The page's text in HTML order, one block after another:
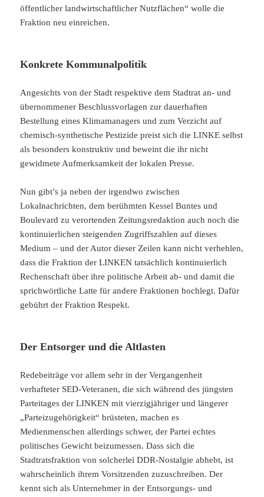
öffentlicher landwirtschaftlicher Nutzflächen“ wolle die
Fraktion neu einreichen.
Konkrete Kommunalpolitik
Angesichts von der Stadt respektive dem Stadtrat an- und
übernommener Beschlussvorlagen zur dauerhaften
Bestellung eines Klimamanagers und zum Verzicht auf
chemisch-synthetische Pestizide preist sich die LINKE selbst
als besonders konstruktiv und beweint die ihr nicht
gewidmete Aufmerksamkeit der lokalen Presse.
Nun gibt’s ja neben der irgendwo zwischen
Lokalnachrichten, dem berühmten Kessel Buntes und
Boulevard zu verortenden Zeitungsredaktion auch noch die
kontinuierlichen steigenden Zugriffszahlen auf dieses
Medium – und der Autor dieser Zeilen kann nicht verhehlen,
dass die Fraktion der LINKEN tatsächlich kontinuierlich
Rechenschaft über ihre politische Arbeit ab- und damit die
sprichwörtliche Latte für andere Fraktionen hochlegt. Dafür
gebührt der Fraktion Respekt.
Der Entsorger und die Altlasten
Redebeiträge vor allem sehr in der Vergangenheit
verhafteter SED-Veteranen, die sich während des jüngsten
Parteitages der LINKEN mit vierzigjähriger und längerer
„Parteizugehörigkeit“ brüsteten, machen es
Medienmenschen allerdings schwer, der Partei echtes
politisches Gewicht beizumessen. Dass sich die
Stadtratsfraktion von solcherlei DDR-Nostalgie abhebt, ist
wahrscheinlich ihrem Vorsitzenden zuzuschreiben. Der
kennt sich als Unternehmer in der Entsorgungs- und